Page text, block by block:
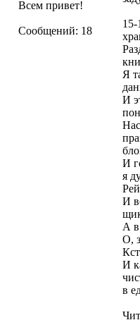
Всем привет!
Сообщений: 18
Я
И
И
я
И
А в
О,
И
в